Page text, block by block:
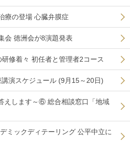
療の登場 心臓弁膜症
会 徳洲会が8演題発表
修着々 初任者と管理者2コース
演スケジュール (9月15～20日)
えします～⑥ 総合相談窓口「地域
ミックディテーリング 公平中立に